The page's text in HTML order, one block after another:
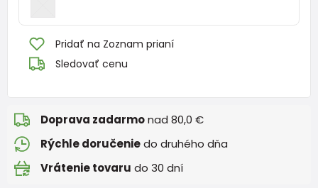
Pridať na Zoznam prianí
Sledovať cenu
Doprava zadarmonad 80,0 €
Rýchle doručeniedo druhého dňa
Vrátenie tovaru do 30 dní